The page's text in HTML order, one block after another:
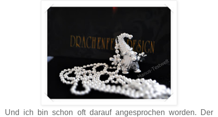
Und ich bin schon oft darauf angesprochen worden. Der